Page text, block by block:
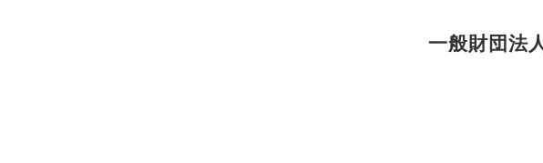
一般財団法